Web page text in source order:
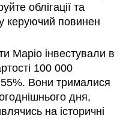
облігації та
керуючий повинен
Маріо інвестували в
100 000
Вони трималися
дня,
на історичні